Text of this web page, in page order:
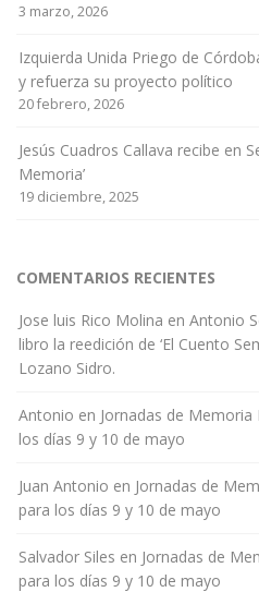
3 marzo, 2026
Izquierda Unida Priego de
y refuerza su proyecto político
20 febrero, 2026
Jesús Cuadros Callava recibe en
Memoria’
19 diciembre, 2025
COMENTARIOS RECIENTES
Jose luis Rico Molina en Antonio
libro la reedición de ‘El Cuento
Lozano Sidro.
Antonio en Jornadas de
los días 9 y 10 de mayo
Juan Antonio en Jornadas de
para los días 9 y 10 de mayo
Salvador Siles en Jornadas de
para los días 9 y 10 de mayo